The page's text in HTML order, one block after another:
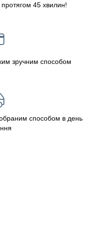
45 хвилин!
зручним способом
способом в день